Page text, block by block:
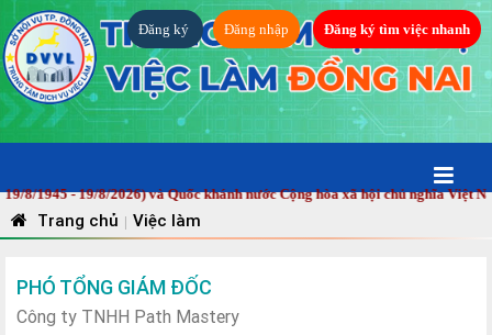
Đăng ký Đăng nhập Đăng ký tìm việc nhanh
- 19/8/2026) và Quốc khánh nước Cộng hòa xã hội chủ nghĩa Việt
Trang chủ | Việc làm
PHÓ TỔNG GIÁM ĐỐC
Công ty TNHH Path Mastery